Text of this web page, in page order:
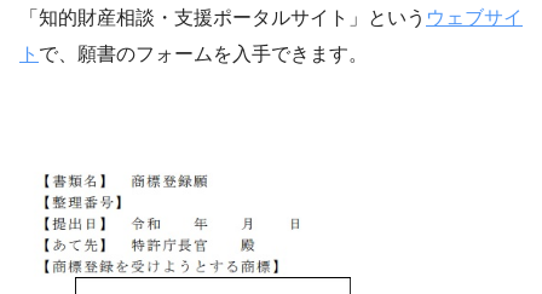
「知的財産相談・支援ポータルサイト」という ウェブサイ
ト で、願書のフォームを入手できます。